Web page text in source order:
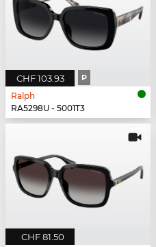
CHF 103.93 P
Ralph
RA5298U - 5001T3
CHF 81.50